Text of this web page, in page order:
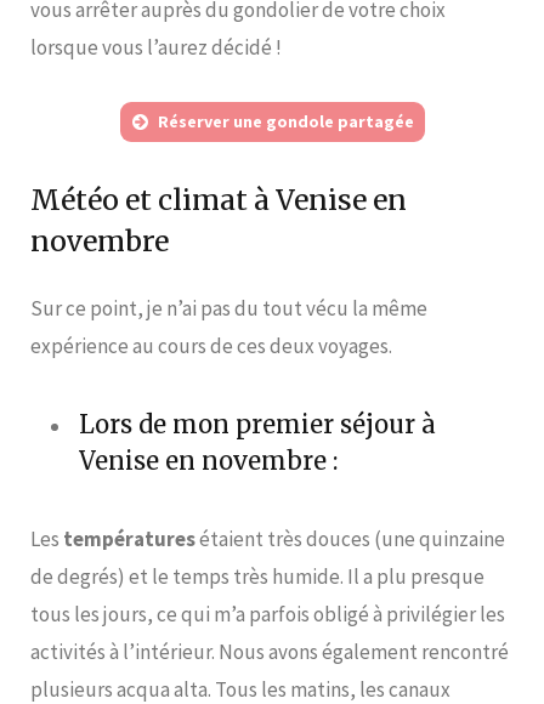
vous arrêter auprès du gondolier de votre choix
lorsque vous l’aurez décidé !
Réserver une gondole partagée
Météo et climat à Venise en
novembre
Sur ce point, je n’ai pas du tout vécu la même
expérience au cours de ces deux voyages.
Lors de mon premier séjour à
Venise en novembre :
Les températuresétaient très douces (une quinzaine
de degrés) et le temps très humide. Il a plu presque
tous les jours, ce qui m’a parfois obligé à privilégier les
activités à l’intérieur. Nous avons également rencontré
plusieurs acqua alta. Tous les matins, les canaux